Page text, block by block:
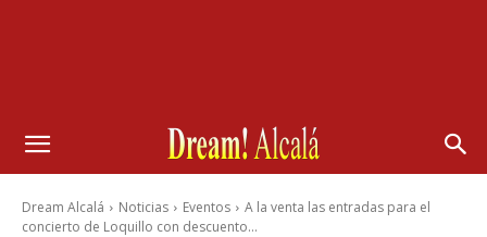
Dream Alcalá Noticias Eventos
A la venta las entradas para el
concierto de Loquillo con descuento...